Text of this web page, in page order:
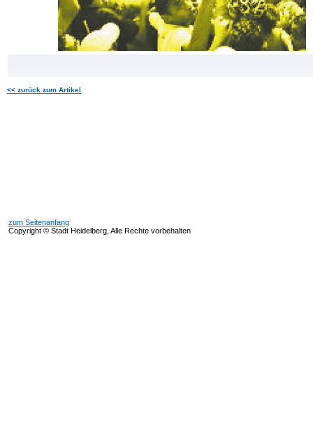
<< zurück zum Artikel
zum Seitenanfang
Copyright © Stadt Heidelberg, Alle Rechte vorbehalten